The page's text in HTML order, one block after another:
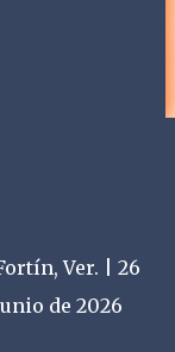
Ver. | 26
de 2026